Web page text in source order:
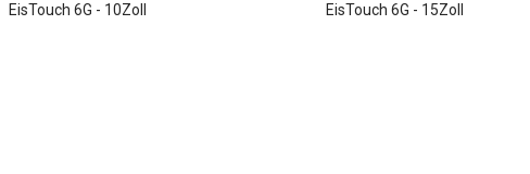
EisTouch 6G - 10Zoll EisTouch 6G - 15Zoll